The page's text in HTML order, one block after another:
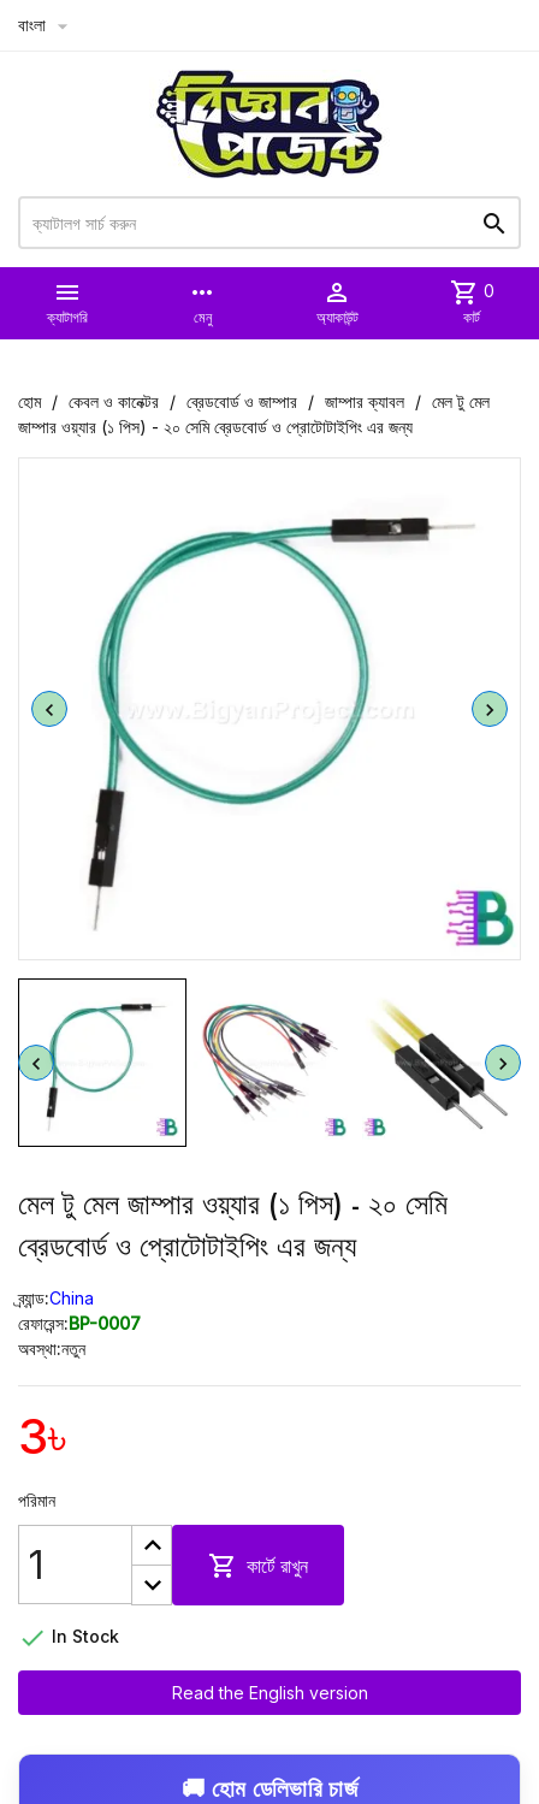
বাংলা 


ক্যাটাগরি
more_horiz
মেনু

অ্যাকাউন্ট
shopping_cart 0
কার্ট
হোম কেবল ও কানেক্টর ব্রেডবোর্ড ও জাম্পার জাম্পার ক্যাবল
মেল টু মেল
জাম্পার ওয়্যার (১ পিস) - ২০ সেমি ব্রেডবোর্ড ও প্রোটোটাইপিং এর জন্য
মেল টু মেল জাম্পার ওয়্যার (১ পিস) - ২০ সেমি
ব্রেডবোর্ড ও প্রোটোটাইপিং এর জন্য
ব্র্যান্ড:China
রেফারেন্স:BP-0007
অবস্থা:নতুন
3৳
পরিমান
 কার্টে রাখুন
 In Stock
Read the English version
🚚 হোম ডেলিভারি চার্জ